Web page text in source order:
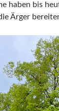
haben bis
Ärger